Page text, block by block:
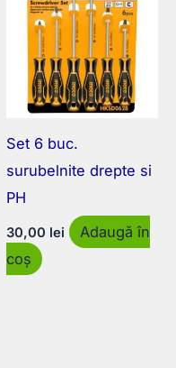
Set 6 buc.
surubelnite drepte si
PH
30,00 lei
Adaugă în
coș